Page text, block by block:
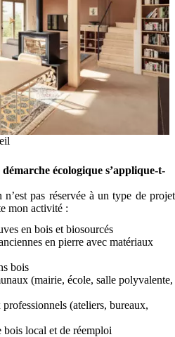
écologique s’applique-t-
pas réservée à un type de projet
mon activité :
en bois et biosourcés
en pierre avec matériaux
bois
(mairie, école, salle polyvalente,
(ateliers, bureaux,
local et de réemploi